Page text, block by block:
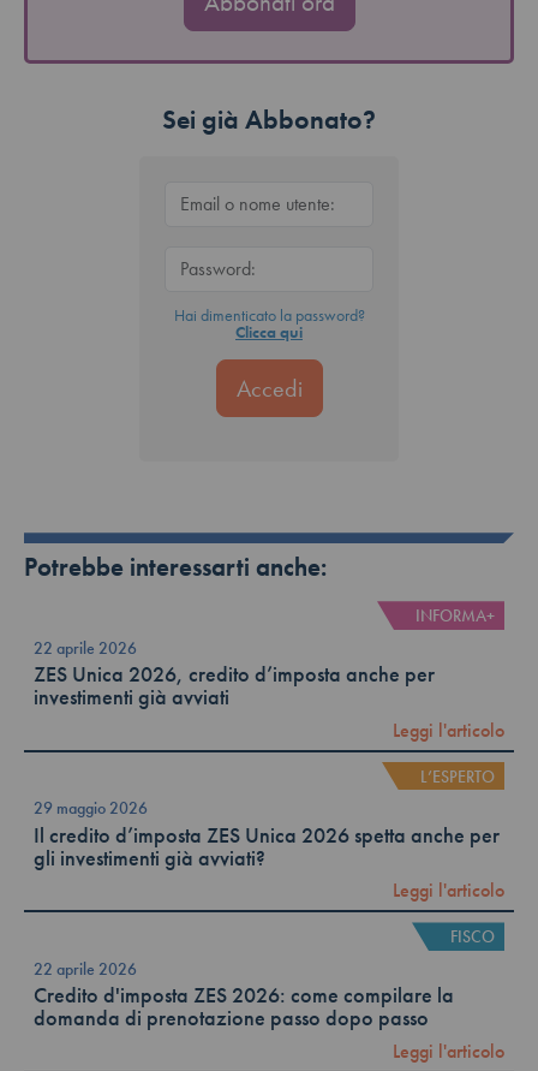
Sei già Abbonato?
Hai dimenticato la password?
Clicca qui
Potrebbe interessarti anche:
INFORMA+
22 aprile 2026
ZES Unica 2026, credito d’imposta anche per
investimenti già avviati
Leggi l'articolo
L’ESPERTO
29 maggio 2026
Il credito d’imposta ZES Unica 2026 spetta anche per
gli investimenti già avviati?
Leggi l'articolo
FISCO
22 aprile 2026
Credito d'imposta ZES 2026: come compilare la
domanda di prenotazione passo dopo passo
Leggi l'articolo